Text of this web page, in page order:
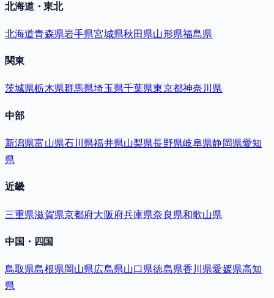
北海道・東北
北海道青森県岩手県宮城県秋田県山形県福島県
関東
茨城県栃木県群馬県埼玉県千葉県東京都神奈川県
中部
新潟県富山県石川県福井県山梨県長野県岐阜県静岡県愛知
県
近畿
三重県滋賀県京都府大阪府兵庫県奈良県和歌山県
中国・四国
鳥取県島根県岡山県広島県山口県徳島県香川県愛媛県高知
県